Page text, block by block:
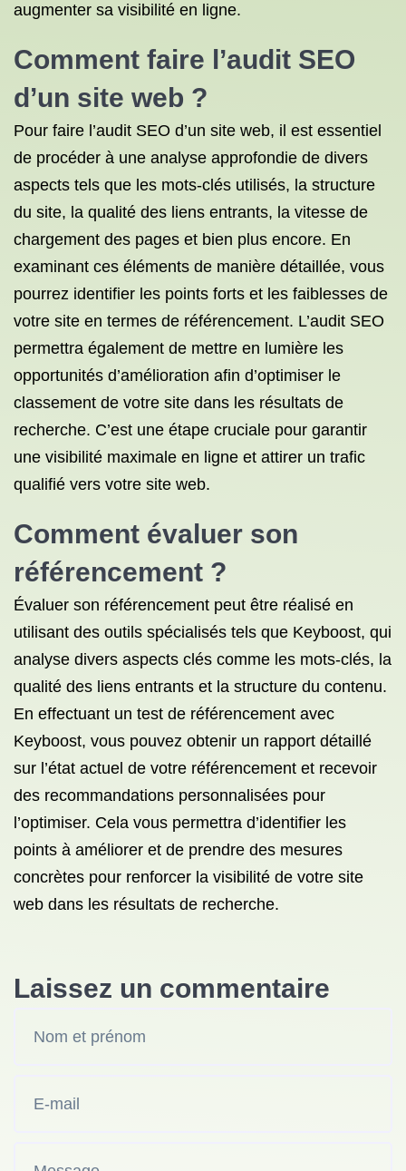
augmenter sa visibilité en ligne.
Comment faire l’audit SEO
d’un site web ?
Pour faire l’audit SEO d’un site web, il est essentiel
de procéder à une analyse approfondie de divers
aspects tels que les mots-clés utilisés, la structure
du site, la qualité des liens entrants, la vitesse de
chargement des pages et bien plus encore. En
examinant ces éléments de manière détaillée, vous
pourrez identifier les points forts et les faiblesses de
votre site en termes de référencement. L’audit SEO
permettra également de mettre en lumière les
opportunités d’amélioration afin d’optimiser le
classement de votre site dans les résultats de
recherche. C’est une étape cruciale pour garantir
une visibilité maximale en ligne et attirer un trafic
qualifié vers votre site web.
Comment évaluer son
référencement ?
Évaluer son référencement peut être réalisé en
utilisant des outils spécialisés tels que Keyboost, qui
analyse divers aspects clés comme les mots-clés, la
qualité des liens entrants et la structure du contenu.
En effectuant un test de référencement avec
Keyboost, vous pouvez obtenir un rapport détaillé
sur l’état actuel de votre référencement et recevoir
des recommandations personnalisées pour
l’optimiser. Cela vous permettra d’identifier les
points à améliorer et de prendre des mesures
concrètes pour renforcer la visibilité de votre site
web dans les résultats de recherche.
Laissez un commentaire